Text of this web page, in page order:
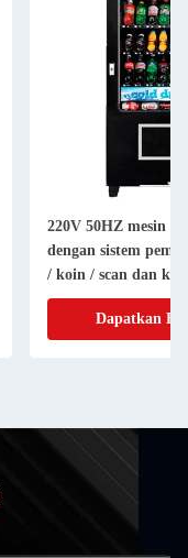
220V 50HZ mesin
dengan sistem
/ koin / scan dan
stiker
Dapatkan